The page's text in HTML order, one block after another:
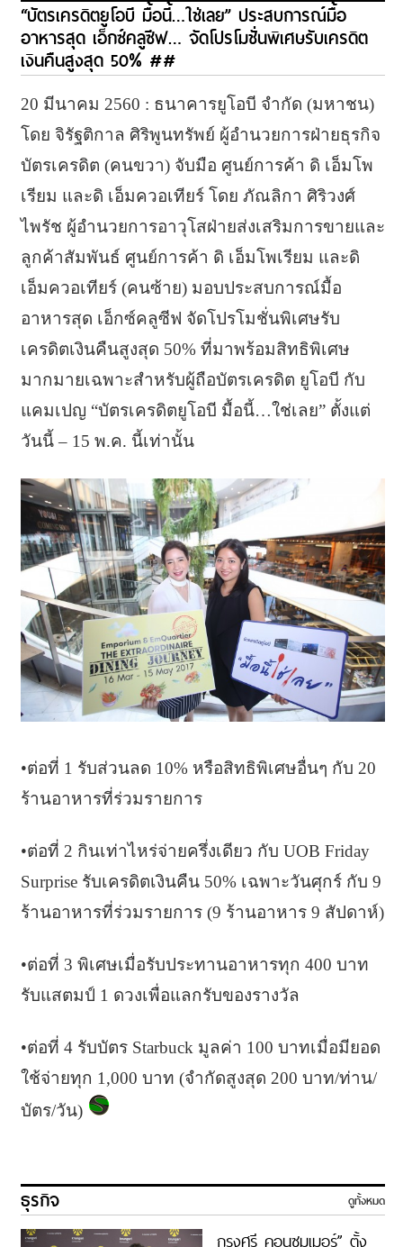
“บัตรเครดิตยูโอบี มื้อนี้…ใช่เลย” ประสบการณ์มื้อ
อาหารสุด เอ็กซ์คลูซีฟ… จัดโปรโมชั่นพิเศษรับเครดิต
เงินคืนสูงสุด 50% ##
20 มีนาคม 2560 : ธนาคารยูโอบี จำกัด (มหาชน)
โดย จิรัฐติกาล ศิริพูนทรัพย์ ผู้อำนวยการฝ่ายธุรกิจ
บัตรเครดิต (คนขวา) จับมือ ศูนย์การค้า ดิ เอ็มโพ
เรียม และดิ เอ็มควอเทียร์ โดย ภัณลิกา ศิริวงศ์
ไพรัช ผู้อำนวยการอาวุโสฝ่ายส่งเสริมการขายและ
ลูกค้าสัมพันธ์ ศูนย์การค้า ดิ เอ็มโพเรียม และดิ
เอ็มควอเทียร์ (คนซ้าย) มอบประสบการณ์มื้อ
อาหารสุด เอ็กซ์คลูซีฟ จัดโปรโมชั่นพิเศษรับ
เครดิตเงินคืนสูงสุด 50% ที่มาพร้อมสิทธิพิเศษ
มากมายเฉพาะสำหรับผู้ถือบัตรเครดิต ยูโอบี กับ
แคมเปญ “บัตรเครดิตยูโอบี มื้อนี้…ใช่เลย” ตั้งแต่
วันนี้ – 15 พ.ค. นี้เท่านั้น
•ต่อที่ 1 รับส่วนลด 10% หรือสิทธิพิเศษอื่นๆ กับ 20
ร้านอาหารที่ร่วมรายการ
•ต่อที่ 2 กินเท่าไหร่จ่ายครึ่งเดียว กับ UOB Friday
Surprise รับเครดิตเงินคืน 50% เฉพาะวันศุกร์ กับ 9
ร้านอาหารที่ร่วมรายการ (9 ร้านอาหาร 9 สัปดาห์)
•ต่อที่ 3 พิเศษเมื่อรับประทานอาหารทุก 400 บาท
รับแสตมป์ 1 ดวงเพื่อแลกรับของรางวัล
•ต่อที่ 4 รับบัตร Starbuck มูลค่า 100 บาทเมื่อมียอด
ใช้จ่ายทุก 1,000 บาท (จำกัดสูงสุด 200 บาท/ท่าน/
บัตร/วัน)
ธุรกิจ ดูทั้งหมด
กรุงศรี คอนซูมเมอร์” ตั้ง